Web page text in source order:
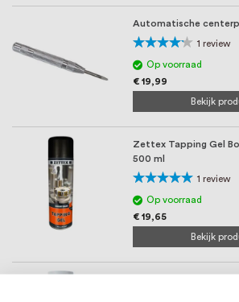
Automatische
Waardering:
80%
1 review
Op voorraad
€ 19,99
Bekijk
Zettex Tapping Gel
500 ml
Waardering:
100%
1 review
Op voorraad
€ 19,65
Bekijk